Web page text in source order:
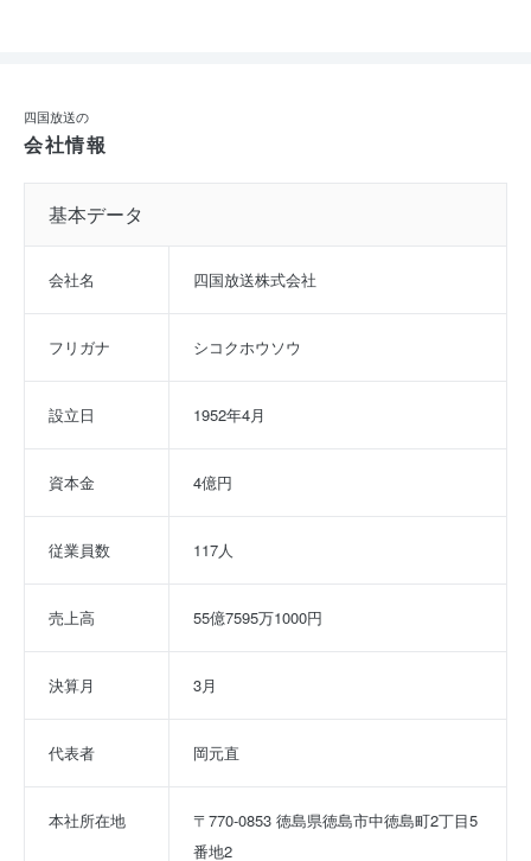
四国放送の
会社情報
基本データ
会社名 四国放送株式会社
フリガナ シコクホウソウ
設立日 1952年4月
資本金 4億円
従業員数 117人
売上高 55億7595万1000円
決算月 3月
代表者 岡元直
本社所在地
〒770-0853 徳島県徳島市中徳島町2丁目5
番地2